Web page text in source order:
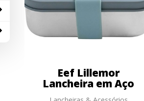
Eef Lillemor
Lancheira em Aço